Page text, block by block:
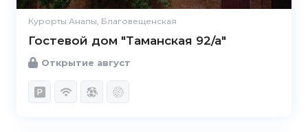
Курорты Анапы, Благовещенская
Гостевой дом "Таманская 92/а"
Открытие август